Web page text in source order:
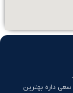
داره بهترین